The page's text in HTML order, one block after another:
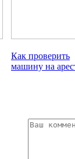
Как проверить
машину на